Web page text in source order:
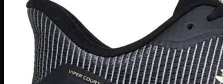
Thắt lưng
Vợt Joola
Vợt Sypik
Vợt Adidas
Vợt Hoead
Vợt CRBN
Vợt Proton
Vợt Gearbox
Vợt Selkirk